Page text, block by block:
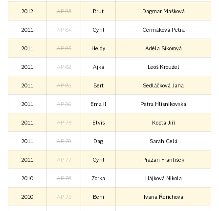
2012 AP 85 Brut Dagmar Mašková
2011 AP 84 Cyril Čermáková Petra
2011 AP 83 Heidy Adéla Sikorová
2011 AP 82 Ajka Leoš Kroužel
2011 AP 81 Bert Sedláčková Jana
2011 AP 80 Ema II Petra Hlisnikovska
2011 AP 79 Elvis Kopta Jiří
2011 AP 78 Dag Sarah Celá
2011 AP 77 Cyril Pražan František
2010 AP 76 Zorka Hájková Nikola
2010 AP 75 Beni Ivana Řeřichová